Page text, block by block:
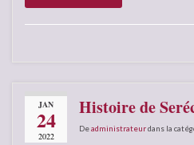
JAN
24
2022
Histoire de
Deadministrateurdans la